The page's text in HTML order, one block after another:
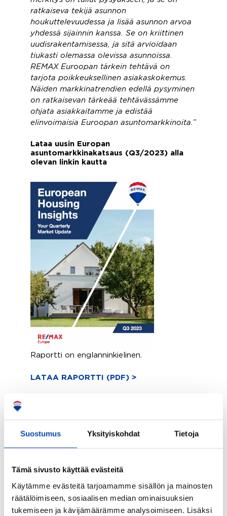
Suostumus Yksityiskohdat Tietoja
Tämä sivusto käyttää evästeitä
Käytämme evästeitä tarjoamamme sisällön ja mainosten
räätälöimiseen, sosiaalisen median ominaisuuksien
tukemiseen ja kävijämäärämme analysoimiseen. Lisäksi
ratkaiseva tekijä asunnon
houkuttelevuudessa ja lisää asunnon arvoa
yhdessä sijainnin kanssa. Se on kriittinen
uudisrakentamisessa, ja sitä arvioidaan
tiukasti olemassa olevissa asunnoissa.
REMAX Euroopan tärkein tehtävä on
tarjota poikkeuksellinen asiakaskokemus.
Näiden markkinatrendien edellä pysyminen
on ratkaisevan tärkeää tehtävässämme
ohjata asiakkaitamme ja edistää
elinvoimaisia ​​Euroopan asuntomarkkinoita.”
Lataa uusin Europan
asuntomarkkinakatsaus (Q3/2023) alla
olevan linkin kautta
Raportti on englanninkielinen.
LATAA RAPORTTI (PDF) >
Tätä Euroopan asuntomarkkinakatsausta
2023) tukevat REMAX Euroopan sisäiset
tiedot sekä Casafarin ulkoiset